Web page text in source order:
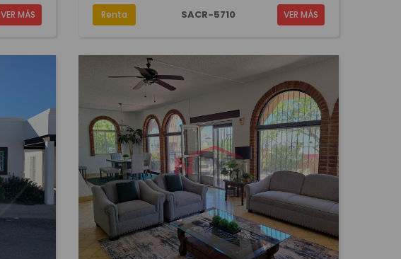
VER MÁS Renta SACR-5710 VER MÁS